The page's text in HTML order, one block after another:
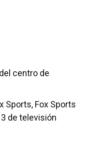
centro de
Sports, Fox Sports
de televisión